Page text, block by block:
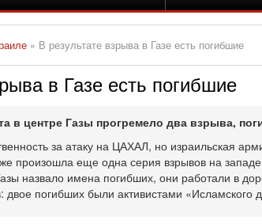
» В результате взрыва в Газе есть погибшие
в Газе есть погибшие
в центре Газы прогремело два взрыва,
за атаку на ЦАХАЛ, но израильская
произошла еще одна серия взрывов на
назвало имена погибших, они работали в
двое погибших были активистами